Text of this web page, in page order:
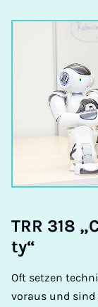
TRR 318
ty“
Oft setzen
voraus und sind